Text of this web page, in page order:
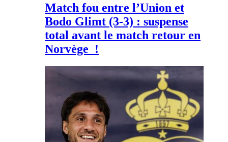
Match fou entre l’Union et
Bodo Glimt (3-3) : suspense
total avant le match retour en
Norvège !